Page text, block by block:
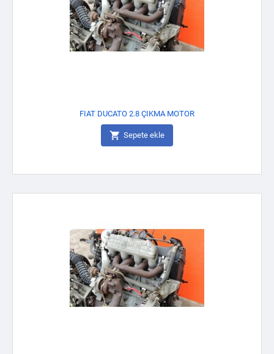
FIAT DUCATO 2.8 ÇIKMA MOTOR
 Sepete ekle